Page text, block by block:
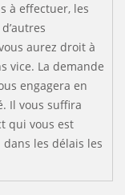
à effectuer, les
aurez droit à
vice. La demande
engagera en
Il vous suffira
qui vous est
les délais les